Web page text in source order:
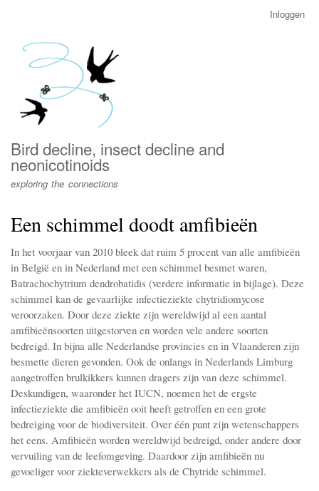
menu
Inloggen
Bird decline, insect decline and
neonicotinoids
exploring the connections
Een schimmel doodt amfibieën
In het voorjaar van 2010 bleek dat ruim 5 procent van alle amfibieën
in België en in Nederland met een schimmel besmet waren,
Batrachochytrium dendrobatidis (verdere informatie in bijlage). Deze
schimmel kan de gevaarlijke infectieziekte chytridiomycose
veroorzaken. Door deze ziekte zijn wereldwijd al een aantal
amfibieënsoorten uitgestorven en worden vele andere soorten
bedreigd. In bijna alle Nederlandse provincies en in Vlaanderen zijn
besmette dieren gevonden. Ook de onlangs in Nederlands Limburg
aangetroffen brulkikkers kunnen dragers zijn van deze schimmel.
Deskundigen, waaronder het IUCN, noemen het de ergste
infectieziekte die amfibieën ooit heeft getroffen en een grote
bedreiging voor de biodiversiteit. Over één punt zijn wetenschappers
het eens. Amfibieën worden wereldwijd bedreigd, onder andere door
vervuiling van de leefomgeving. Daardoor zijn amfibieën nu
gevoeliger voor ziekteverwekkers als de Chytride schimmel.